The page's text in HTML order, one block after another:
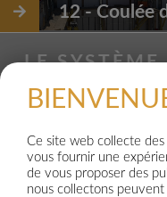
12 - Coulée
LE
COFFRAGE
Ce site web collecte
vous fournir une
de vous proposer des
nous collectons